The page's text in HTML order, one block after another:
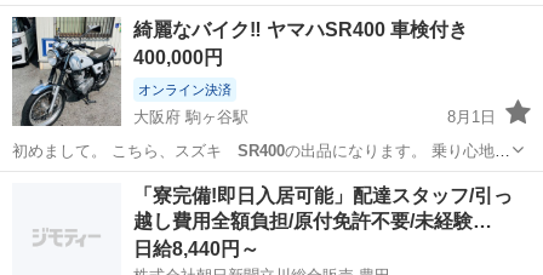
化しています。 …
北海道 岩見沢市 峰延駅 ホンダ
綺麗なバイク‼︎ ヤマハSR400 車検付き
400,000円
オンライン決済
大阪府 駒ヶ谷駅
8月1日
初めまして。 こちら、スズキ SR400の出品になります。 乗り心地も
良く車…
羽曳野市 駒ヶ谷駅 ヤマハ
「寮完備!即日入居可能」配達スタッフ/引っ
越し費用全額負担/原付免許不要/未経験…
日給8,440円～